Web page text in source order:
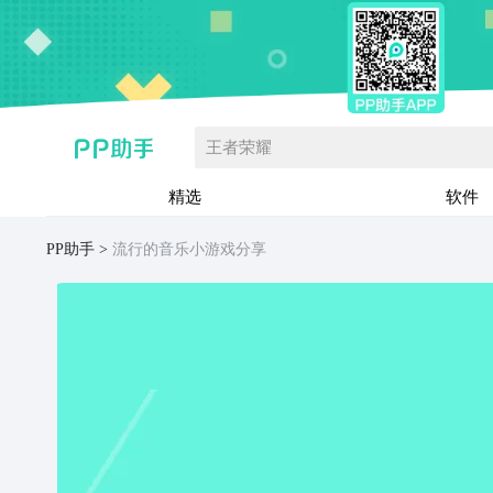
王者荣耀
精选 软件
PP助手 流行的音乐小游戏分享